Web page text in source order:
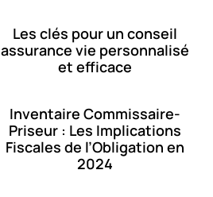
Les clés pour un conseil
assurance vie personnalisé
et efficace
Inventaire Commissaire-
Priseur : Les Implications
Fiscales de l’Obligation en
2024